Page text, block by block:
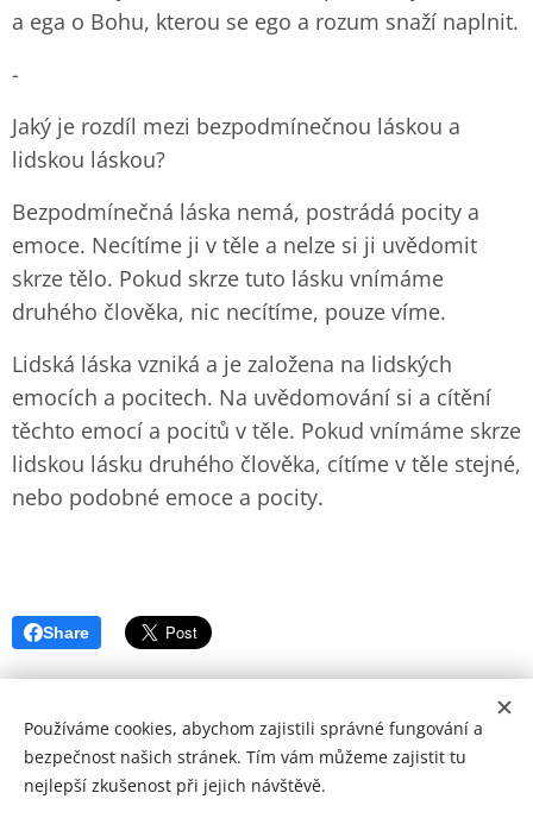
a ega o Bohu, kterou se ego a rozum snaží naplnit.
-
Jaký je rozdíl mezi bezpodmínečnou láskou a
lidskou láskou?
Bezpodmínečná láska nemá, postrádá pocity a
emoce. Necítíme ji v těle a nelze si ji uvědomit
skrze tělo. Pokud skrze tuto lásku vnímáme
druhého člověka, nic necítíme, pouze víme.
Lidská láska vzniká a je založena na lidských
emocích a pocitech. Na uvědomování si a cítění
těchto emocí a pocitů v těle. Pokud vnímáme skrze
lidskou lásku druhého člověka, cítíme v těle stejné,
nebo podobné emoce a pocity.
Share
© Copyright by Zohran 2024 | Všechna práva vyhrazena.
Používáme cookies, abychom zajistili správné fungování a
bezpečnost našich stránek. Tím vám můžeme zajistit tu
nejlepší zkušenost při jejich návštěvě.